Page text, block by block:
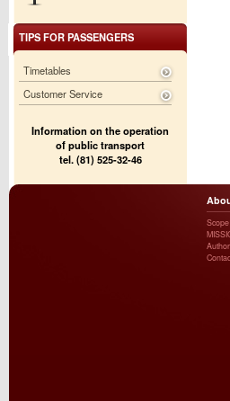
TIPS FOR PASSENGERS
Timetables
Customer Service
Information on the operation
of public transport
tel. (81) 525-32-46